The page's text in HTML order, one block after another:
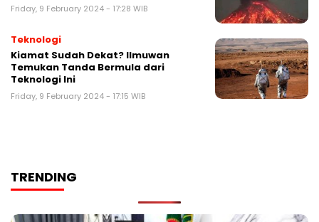
Friday, 9 February 2024 - 17:28 WIB
Teknologi
Kiamat Sudah Dekat? Ilmuwan
Temukan Tanda Bermula dari
Teknologi Ini
Friday, 9 February 2024 - 17:15 WIB
TRENDING